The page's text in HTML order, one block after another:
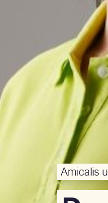
Amicalis